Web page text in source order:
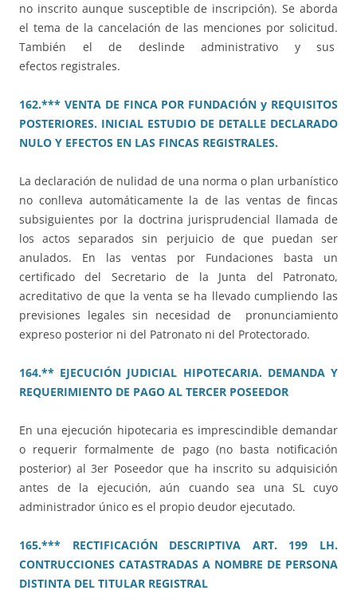
no inscrito aunque susceptible de inscripción). Se aborda
el tema de la cancelación de las menciones por solicitud.
También el de deslinde administrativo y sus
efectos registrales.
162.*** VENTA DE FINCA POR FUNDACIÓN y REQUISITOS
POSTERIORES. INICIAL ESTUDIO DE DETALLE DECLARADO
NULO Y EFECTOS EN LAS FINCAS REGISTRALES.
La declaración de nulidad de una norma o plan urbanístico
no conlleva automáticamente la de las ventas de fincas
subsiguientes por la doctrina jurisprudencial llamada de
los actos separados sin perjuicio de que puedan ser
anulados. En las ventas por Fundaciones basta un
certificado del Secretario de la Junta del Patronato,
acreditativo de que la venta se ha llevado cumpliendo las
previsiones legales sin necesidad de pronunciamiento
expreso posterior ni del Patronato ni del Protectorado.
164.** EJECUCIÓN JUDICIAL HIPOTECARIA. DEMANDA Y
REQUERIMIENTO DE PAGO AL TERCER POSEEDOR
En una ejecución hipotecaria es imprescindible demandar
o requerir formalmente de pago (no basta notificación
posterior) al 3er Poseedor que ha inscrito su adquisición
antes de la ejecución, aún cuando sea una SL cuyo
administrador único es el propio deudor ejecutado.
165.*** RECTIFICACIÓN DESCRIPTIVA ART. 199 LH.
CONTRUCCIONES CATASTRADAS A NOMBRE DE PERSONA
DISTINTA DEL TITULAR REGISTRAL